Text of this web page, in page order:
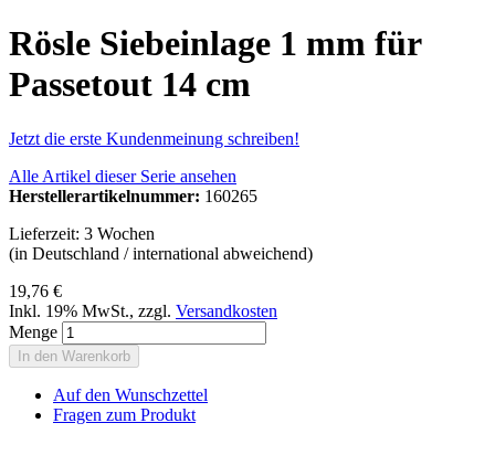
Rösle Siebeinlage 1 mm für
Passetout 14 cm
Jetzt die erste Kundenmeinung schreiben!
Alle Artikel dieser Serie ansehen
Herstellerartikelnummer: 160265
Lieferzeit: 3 Wochen
(in Deutschland / international abweichend)
19,76 €
Inkl. 19% MwSt., zzgl. Versandkosten
Menge
In den Warenkorb
Auf den Wunschzettel
Fragen zum Produkt